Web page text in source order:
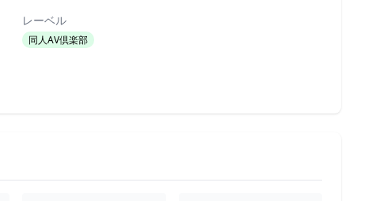
レーベル
同人AV倶楽部